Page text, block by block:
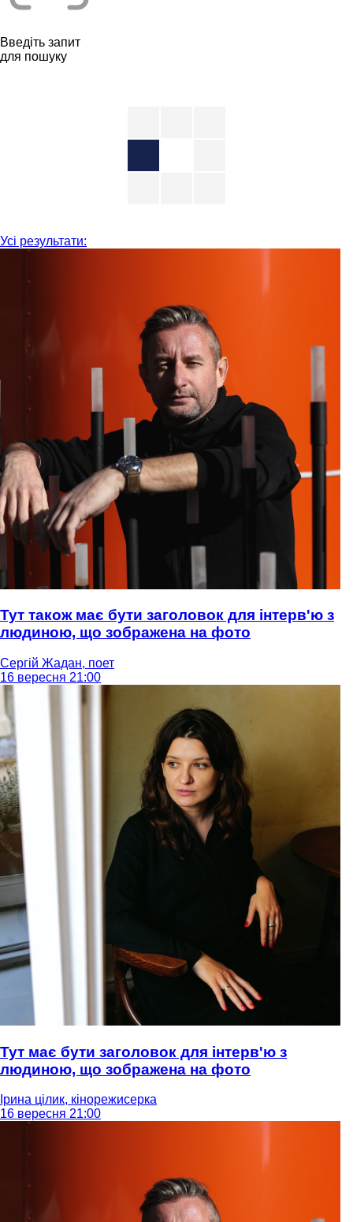
Введіть запит
для пошуку
Усі результати:
Тут також має бути заголовок для інтерв'ю з
людиною, що зображена на фото
Сергій Жадан, поет
16 вересня 21:00
Тут має бути заголовок для інтерв'ю з
людиною, що зображена на фото
Ірина цілик, кінорежисерка
16 вересня 21:00